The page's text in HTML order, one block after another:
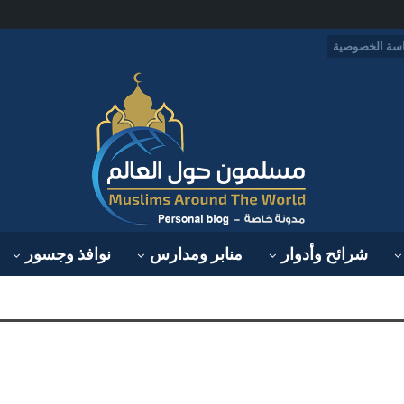
الخصوصية
شرائح وأدوار منابر ومدارس نوافذ وجسور